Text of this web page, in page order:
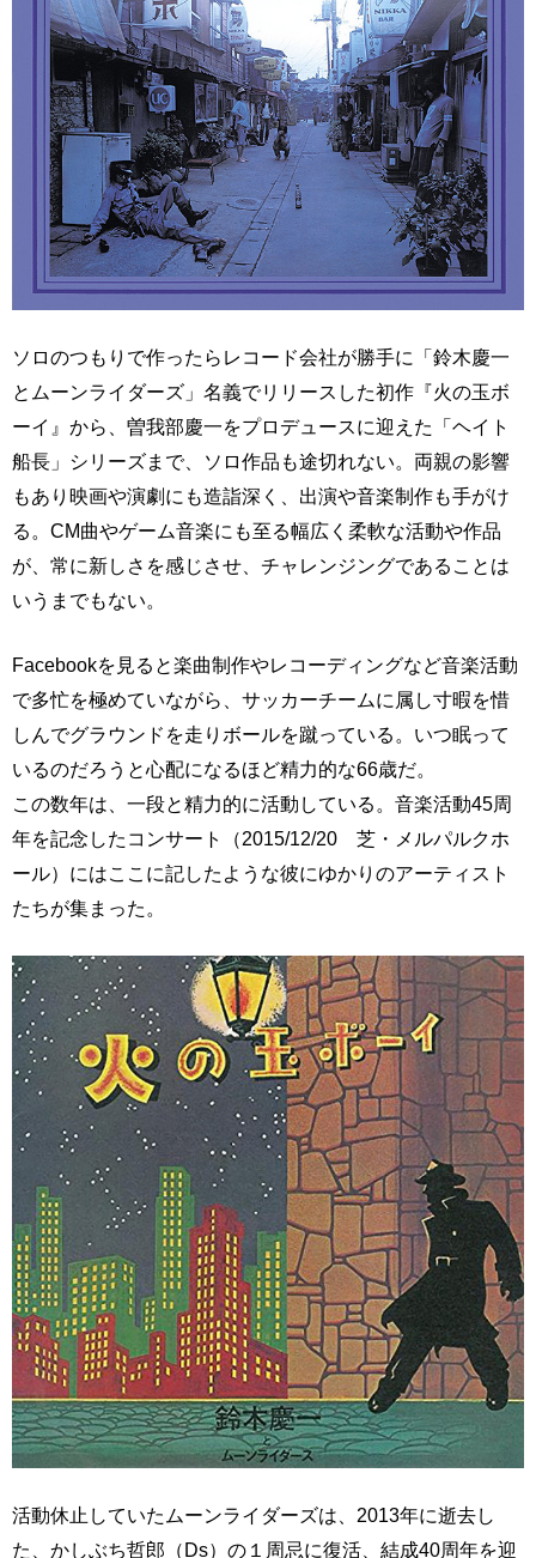
ソロのつもりで作ったらレコード会社が勝手に「鈴木慶一
とムーンライダーズ」名義でリリースした初作『火の玉ボ
ーイ』から、曽我部慶一をプロデュースに迎えた「ヘイト
船長」シリーズまで、ソロ作品も途切れない。両親の影響
もあり映画や演劇にも造詣深く、出演や音楽制作も手がけ
る。CM曲やゲーム音楽にも至る幅広く柔軟な活動や作品
が、常に新しさを感じさせ、チャレンジングであることは
いうまでもない。
Facebookを見ると楽曲制作やレコーディングなど音楽活動
で多忙を極めていながら、サッカーチームに属し寸暇を惜
しんでグラウンドを走りボールを蹴っている。いつ眠って
いるのだろうと心配になるほど精力的な66歳だ。
この数年は、一段と精力的に活動している。音楽活動45周
年を記念したコンサート（2015/12/20 芝・メルパルクホ
ール）にはここに記したような彼にゆかりのアーティスト
たちが集まった。
活動休止していたムーンライダーズは、2013年に逝去し
た、かしぶち哲郎（Ds）の１周忌に復活、結成40周年を迎